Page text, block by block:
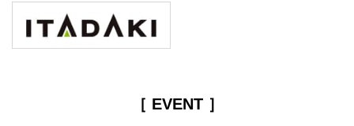
［ EVENT ］